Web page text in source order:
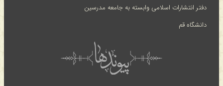
دفتر انتشارات اسلامی وابسته به جامعه مدرسین
دانشگاه قم